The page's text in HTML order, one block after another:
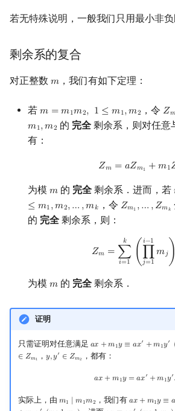
若无特殊说明，一般我们只用最小非负
剩余系的复合
对正整数 𝑚
m ，我们有如下定理：
若 𝑚 = 𝑚1𝑚2, 1 ≤ 𝑚1,𝑚2
m =m1m2, 1≤ m 1, m2 ，令 𝑍
Z
𝑚1,𝑚2
m1,m2 的 完全 剩余系，则对任意
有：
𝑍𝑚 = 𝑎𝑍𝑚1 +𝑚1
Z m= aZm +m1Z
为模 𝑚
m 的 完全 剩余系．进而，若
≤ 𝑚1,𝑚2,… ,𝑚𝑘 ，令 𝑍𝑚1 ,… ,𝑍𝑚𝑘
Zm1, …, Z mk
的 完全 剩余系，则：
𝑍𝑚 =
𝑘
∑
𝑖=1
(
𝑖−1
∏
𝑗=1
𝑚𝑗 )
=1k ∏j=1i mj
为模 𝑚
m 的 完全 剩余系．
证明
只需证明对任意满足 𝑎𝑥 +𝑚1𝑦 ≡ 𝑎𝑥′ +𝑚1𝑦′
ax+m1y≡a x′ +m1 y′( modm
∈ 𝑍𝑚1
，𝑦,𝑦′ ∈ 𝑍𝑚2
y,y′∈ Zm2 ，都有：
𝑎𝑥 + 𝑚1𝑦 = 𝑎𝑥′ +𝑚1𝑦′.
ax+m1 y= ax′+ m1y′ .
实际上，由 𝑚1 ∣ 𝑚1𝑚2
m1 m1m2 ，我们有 𝑎𝑥 + 𝑚1𝑦 ≡ 𝑎
ax+m 1y≡a x′ +